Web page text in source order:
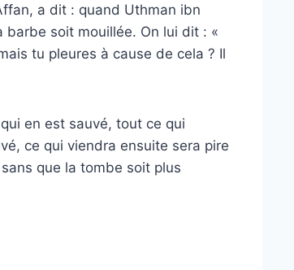
a dit : quand Uthman ibn
soit mouillée. On lui dit : «
tu pleures à cause de cela ? Il
en est sauvé, tout ce qui
ce qui viendra ensuite sera pire
que la tombe soit plus